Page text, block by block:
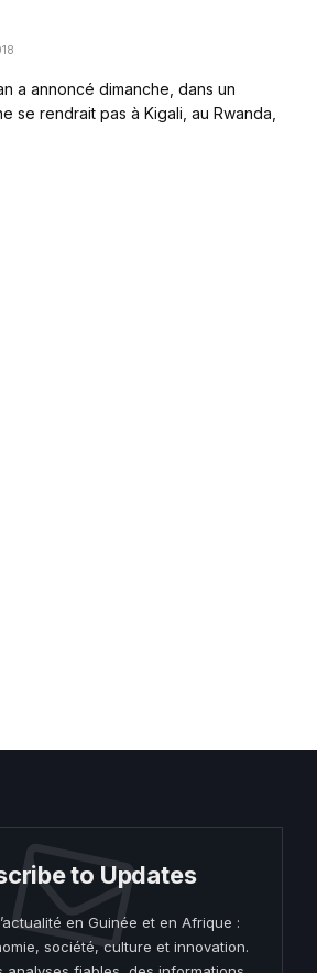
a annoncé dimanche, dans un
se rendrait pas à Kigali, au Rwanda,
to Updates
en Guinée et en Afrique :
société, culture et innovation.